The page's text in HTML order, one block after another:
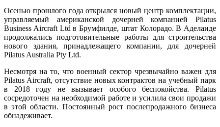
Осенью прошлого года открылся новый центр комплектации,
управляемый американской дочерней компанией Pilatus
Business Aircraft Ltd в Брумфилде, штат Колорадо. В Аделаиде
продолжались подготовительные работы для строительства
нового здания, принадлежащего компании, для дочерней
Pilatus Australia Pty Ltd.
Несмотря на то, что военный сектор чрезвычайно важен для
Pilatus Aircraft, отсутствие новых контрактов на учебный парк
в 2018 году не вызывает особого беспокойства. Pilatus
сосредоточен на необходимой работе и усилила свои продажи
в этой области. Постоянный рост послепродажного бизнеса
обнадеживает.